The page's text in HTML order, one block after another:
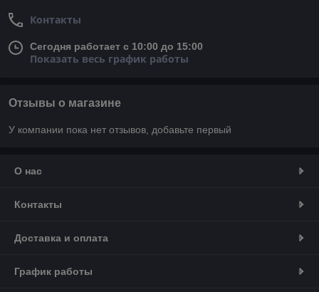
Контакты
Сегодня работает с 10:00 до 15:00
Показать весь график работы
Отзывы о магазине
У компании пока нет отзывов, добавьте первый
О нас
Контакты
Доставка и оплата
График работы